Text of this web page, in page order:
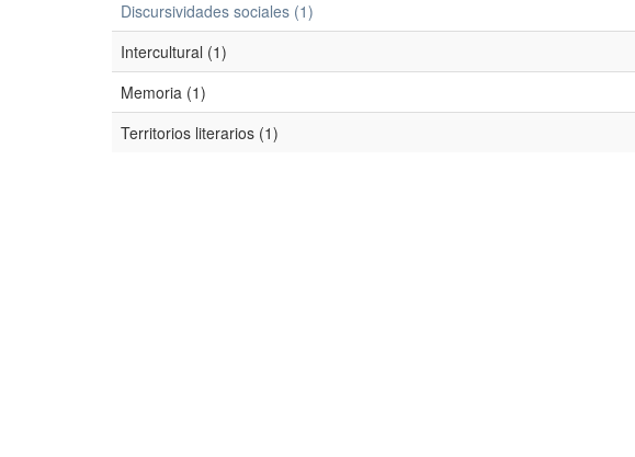
Discursividades sociales (1)
Intercultural (1)
Memoria (1)
Territorios literarios (1)